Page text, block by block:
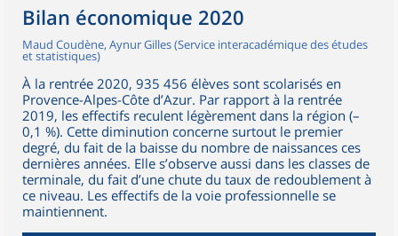
Bilan économique 2020
Maud Coudène, Aynur Gilles (Service interacadémique des études
et statistiques)
À la rentrée 2020, 935 456 élèves sont scolarisés en
Provence-Alpes-Côte d’Azur. Par rapport à la rentrée
2019, les effectifs reculent légèrement dans la région (–
0,1 %). Cette diminution concerne surtout le premier
degré, du fait de la baisse du nombre de naissances ces
dernières années. Elle s’observe aussi dans les classes de
terminale, du fait d’une chute du taux de redoublement à
ce niveau. Les effectifs de la voie professionnelle se
maintiennent.